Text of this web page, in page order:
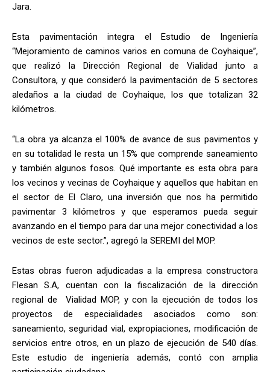
Jara.
Esta pavimentación integra el Estudio de Ingeniería
“Mejoramiento de caminos varios en comuna de Coyhaique”,
que realizó la Dirección Regional de Vialidad junto a
Consultora, y que consideró la pavimentación de 5 sectores
aledaños a la ciudad de Coyhaique, los que totalizan 32
kilómetros.
“La obra ya alcanza el 100% de avance de sus pavimentos y
en su totalidad le resta un 15% que comprende saneamiento
y también algunos fosos. Qué importante es esta obra para
los vecinos y vecinas de Coyhaique y aquellos que habitan en
el sector de El Claro, una inversión que nos ha permitido
pavimentar 3 kilómetros y que esperamos pueda seguir
avanzando en el tiempo para dar una mejor conectividad a los
vecinos de este sector.”, agregó la SEREMI del MOP.
Estas obras fueron adjudicadas a la empresa constructora
Flesan S.A, cuentan con la fiscalización de la dirección
regional de Vialidad MOP, y con la ejecución de todos los
proyectos de especialidades asociados como son:
saneamiento, seguridad vial, expropiaciones, modificación de
servicios entre otros, en un plazo de ejecución de 540 días.
Este estudio de ingeniería además, contó con amplia